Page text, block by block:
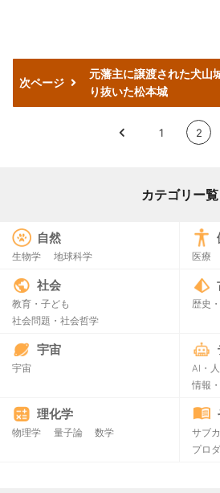
次ページ
元藩主に譲渡された犬山
り抜いた松本城
< 1 2
カテゴリー覧
自然
生物学 地球科学 医療
社会
教育・子ども
社会問題・社会哲学
歴史
宇宙
宇宙 AI・
情報
理化学
物理学 量子論 数学 サブ
プロ